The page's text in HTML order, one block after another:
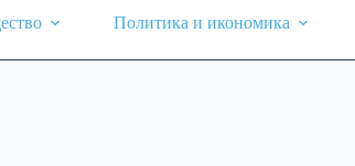
Политика и икономика